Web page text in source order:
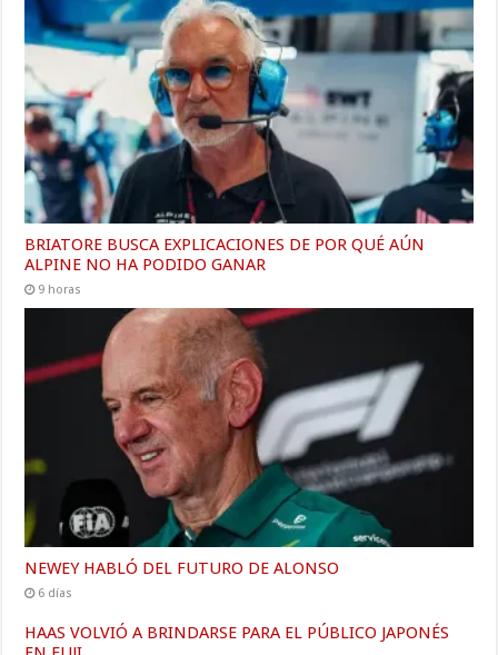
BRIATORE BUSCA EXPLICACIONES DE POR QUÉ AÚN
ALPINE NO HA PODIDO GANAR
9 horas
NEWEY HABLÓ DEL FUTURO DE ALONSO
6 días
HAAS VOLVIÓ A BRINDARSE PARA EL PÚBLICO JAPONÉS